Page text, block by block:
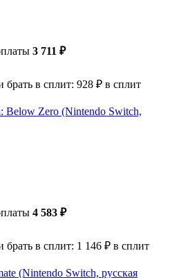
3 711 ₽
в сплит: 928 ₽ в сплит
Below Zero (Nintendo Switch,
4 583 ₽
в сплит: 1 146 ₽ в сплит
(Nintendo Switch, русская